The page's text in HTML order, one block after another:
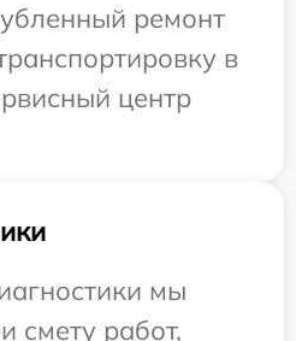
ремонт
в
центр
мы
смету работ,